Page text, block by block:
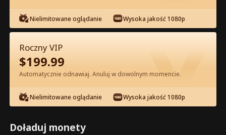
Odcinek 40 - Podwójne Życie
Miliarderki Pełna Wersja Filmu
0-49 50-70 Wszystkie Odcinki
40 41 42 43 44
Nielimitowane oglądanie Wysoka jakość 1080p
Roczny VIP
$199.99
Automatycznie odnawiaj. Anuluj w dowolnym momencie.
Nielimitowane oglądanie Wysoka jakość 1080p
Doładuj monety